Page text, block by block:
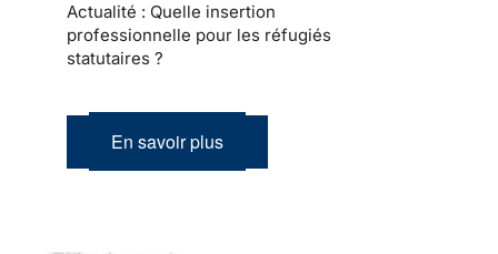
Actualité : Quelle insertion
professionnelle pour les réfugiés
statutaires ?
En savoir plus